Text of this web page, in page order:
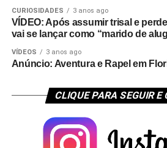
CURIOSIDADES 3 anos ago
VÍDEO: Após assumir trisal e
vai se lançar como “marido de
VÍDEOS 3 anos ago
Anúncio: Aventura e Rapel em
CLIQUE PARA SEGUIR E